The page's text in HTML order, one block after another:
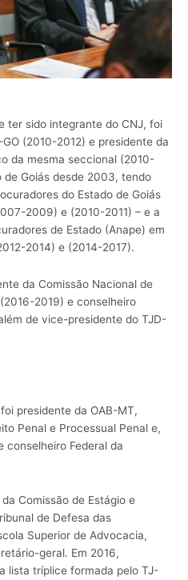
ter sido integrante do CNJ, foi
(2010-2012) e presidente da
da mesma seccional (2010-
de Goiás desde 2003, tendo
do Estado de Goiás
2009) e (2010-2011) – e a
de Estado (Anape) em
2014) e (2014-2017).
da Comissão Nacional de
2019) e conselheiro
de vice-presidente do TJD-
presidente da OAB-MT,
Penal e Processual Penal e,
conselheiro Federal da
Comissão de Estágio e
de Defesa das
Superior de Advocacia,
geral. Em 2016,
lista tríplice formada pelo TJ-